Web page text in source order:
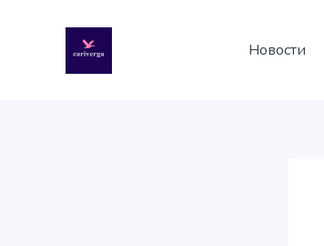
содержимому
Новости